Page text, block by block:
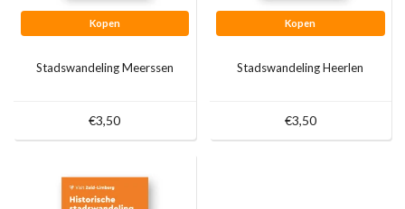
Kopen
Stadswandeling Meerssen
€3,50
Kopen
Stadswandeling Heerlen
€3,50